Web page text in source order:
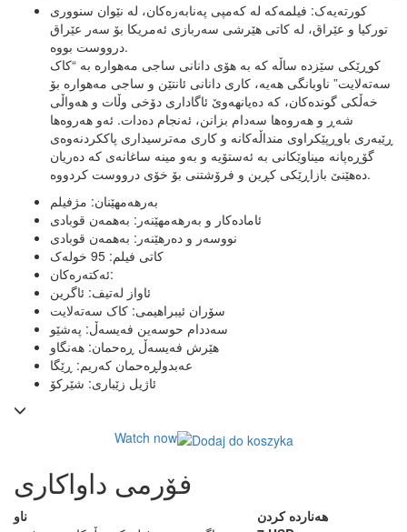
کورتەیەک: فیلمەکە لە کەمپی پەنابەرەکان، لە نێوان سنووری
تورکیا و عێراق، لە کاتی هێرشی سەربازی ئەمریکا بۆ سەر عێراق
درووست بووە.
کوڕێکی سێزدە ساڵە کە بە هۆی دانانی ساجی مەهوارە بە “کاک
سەتەلایت” ناوبانگی هەیە، کاری دانانی ئانتێن و ساجی مەهوارە بۆ
خەڵکی گوندەکان، کە دەیانهەوێ ئاگاداری دۆخی وڵات و هەواڵی
شەڕ و هەروەها سەدام بزانن، ئەنجام دەدات. ئەو هەروەها
ڕێبەری باوڕپێکراوی منداڵەکانە و کاری مەترسیداری پاککردنەوەی
گۆڕەپانە میناوێکانی بە ئەستۆیە و بەو مینە ساغانەی کە دەریان
دەهێنێ بازاڕێکی کڕین و فرۆشتنی بۆ خۆی درووست کردووە.
بەرهەمهێنان: مژفیلم
ئامادەکار و بەرهەمهێنەر: بەهمەن قوبادی
نووسەر و دەرهێنەر: بەهمەن قوبادی
کاتی فیلم: 95 خولەک
ئەکتەرەکان:
ئاواز لەتیف: ئاگرین
سۆران ئیبراهیمی: کاک سەتەلایت
سەددام حوسەین فەیسەڵ: پەشێو
هێرش فەیسەڵ ڕەحمان: هەنگاو
عەبدولڕەحمان کەریم: ڕێگا
ئاژیل زێباری: شێرکۆ
Watch now
فۆرمی داواکاری
ناو
ھەناردە کردن